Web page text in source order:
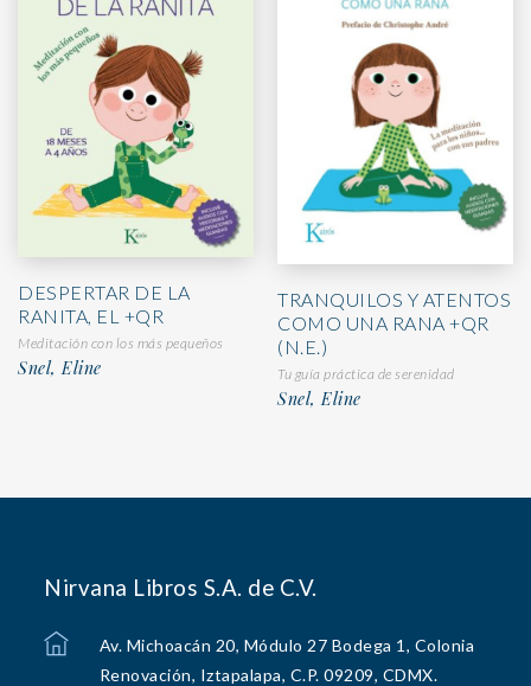
DESPERTAR DE LA
RANITA, EL +QR
Meditación con los más pequeños
Snel, Eline
TRANQUILOS Y ATENTOS
COMO UNA RANA +QR
(N.E.)
Tu guía práctica de serenidad
Snel, Eline
Nirvana Libros S.A. de C.V.
Av. Michoacán 20, Módulo 27 Bodega 1, Colonia
Renovación, Iztapalapa, C.P. 09209, CDMX.